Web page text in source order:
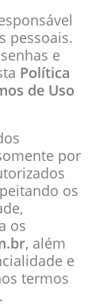
pessoais.
e
Política
de Uso
por
os
os
, além
e
termos